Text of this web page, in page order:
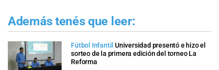
Además tenés que leer:
Fútbol Infantil Universidad presentó e hizo el
sorteo de la primera edición del torneo La
Reforma